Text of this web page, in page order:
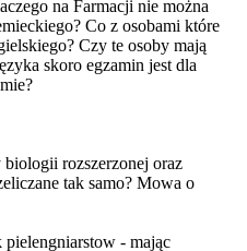
na Farmacji nie można
Co z osobami które
Czy te osoby mają
skoro egzamin jest dla
rozszerzonej oraz
tak samo? Mowa o
- mając